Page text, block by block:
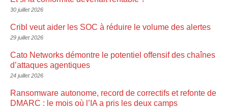
30 juillet 2026
Cribl veut aider les SOC à réduire le volume des alertes
29 juillet 2026
Cato Networks démontre le potentiel offensif des chaînes
d’attaques agentiques
24 juillet 2026
Ransomware autonome, record de correctifs et refonte de
DMARC : le mois où l’IA a pris les deux camps